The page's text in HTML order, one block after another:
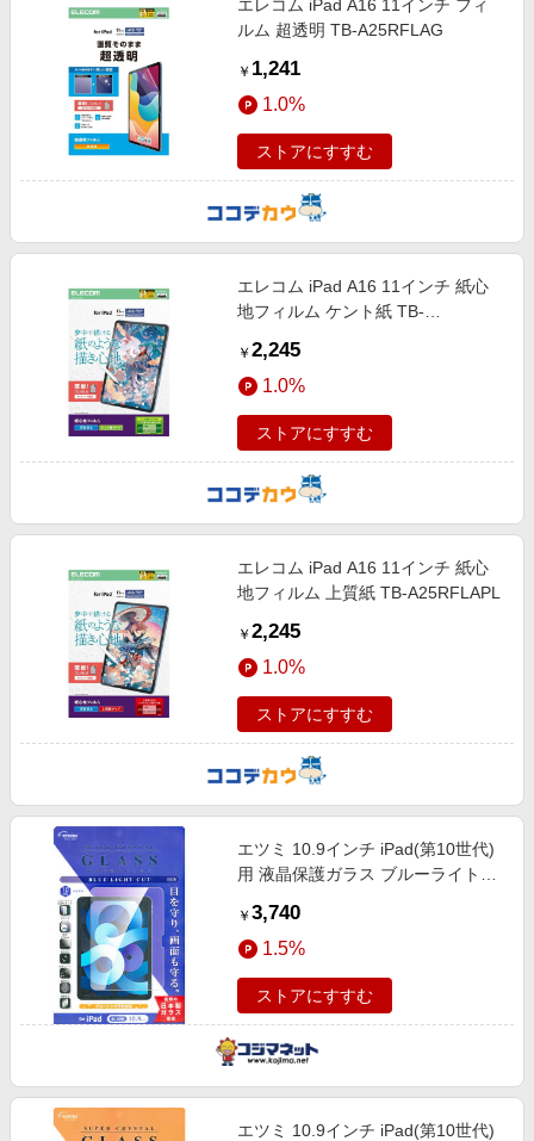
エレコム iPad A16 11インチ フィ
ルム 超透明 TB-A25RFLAG
￥ 1,241
1.0%
ストアにすすむ
エレコム iPad A16 11インチ 紙心
地フィルム ケント紙 TB-
￥ 2,245
1.0%
ストアにすすむ
エレコム iPad A16 11インチ 紙心
地フィルム 上質紙 TB-A25RFLAPL
￥ 2,245
1.0%
ストアにすすむ
エツミ 10.9インチ iPad(第10世代)
用 液晶保護ガラス ブルーライトカ
￥ 3,740
1.5%
ストアにすすむ
エツミ 10.9インチ iPad(第10世代)